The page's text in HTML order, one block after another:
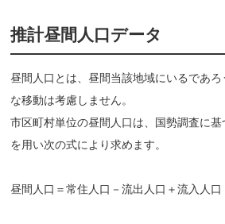
推計昼間人口データ
昼間人口とは、昼間当該地域にいるであ
な移動は考慮しません。
市区町村単位の昼間人口は、国勢調査に
を用い次の式により求めます。
昼間人口＝常住人口－流出人口＋流入人口